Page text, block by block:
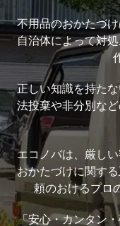
不用品のおかたづ
自治体によって対
正しい知識を持た
法投棄や非分別な
エコノバは、厳し
おかたづけに関す
頼のおけるプロ
「安心・カンタン